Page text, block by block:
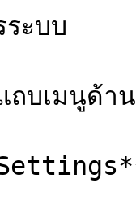
ะบบ
ถบเมนูด้า